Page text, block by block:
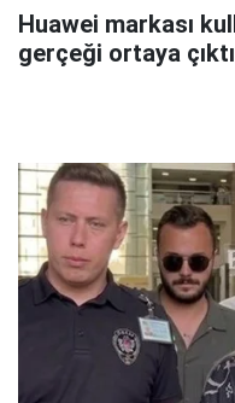
Huawei markası
gerçeği ortaya çıktı